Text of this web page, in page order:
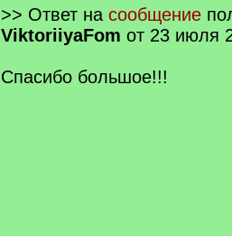
>> Ответ на сообщение
ViktoriiyaFom от 23 июля
Спасибо большое!!!